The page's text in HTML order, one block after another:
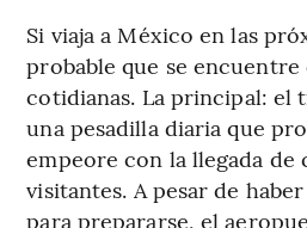
Si viaja a México en las
probable que se
cotidianas. La principal: el
una pesadilla diaria que
empeore con la llegada de
visitantes. A pesar de
para prepararse, el